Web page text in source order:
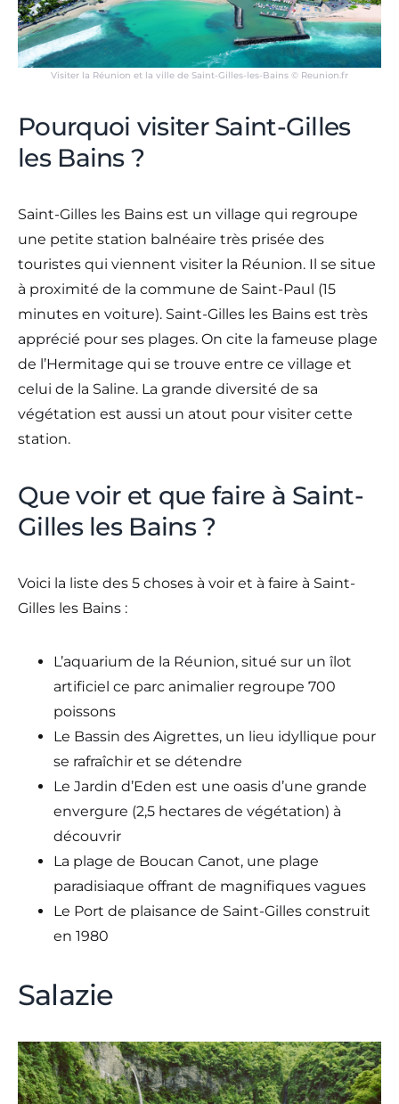
Visiter la Réunion et la ville de Saint-Gilles-les-Bains © Reunion.fr
Pourquoi visiter Saint-Gilles
les Bains ?
Saint-Gilles les Bains est un village qui regroupe
une petite station balnéaire très prisée des
touristes qui viennent visiter la Réunion. Il se situe
à proximité de la commune de Saint-Paul (15
minutes en voiture). Saint-Gilles les Bains est très
apprécié pour ses plages. On cite la fameuse plage
de l’Hermitage qui se trouve entre ce village et
celui de la Saline. La grande diversité de sa
végétation est aussi un atout pour visiter cette
station.
Que voir et que faire à Saint-
Gilles les Bains ?
Voici la liste des 5 choses à voir et à faire à Saint-
Gilles les Bains :
L’aquarium de la Réunion, situé sur un îlot
artificiel ce parc animalier regroupe 700
poissons
Le Bassin des Aigrettes, un lieu idyllique pour
se rafraîchir et se détendre
Le Jardin d’Eden est une oasis d’une grande
envergure (2,5 hectares de végétation) à
découvrir
La plage de Boucan Canot, une plage
paradisiaque offrant de magnifiques vagues
Le Port de plaisance de Saint-Gilles construit
en 1980
Salazie